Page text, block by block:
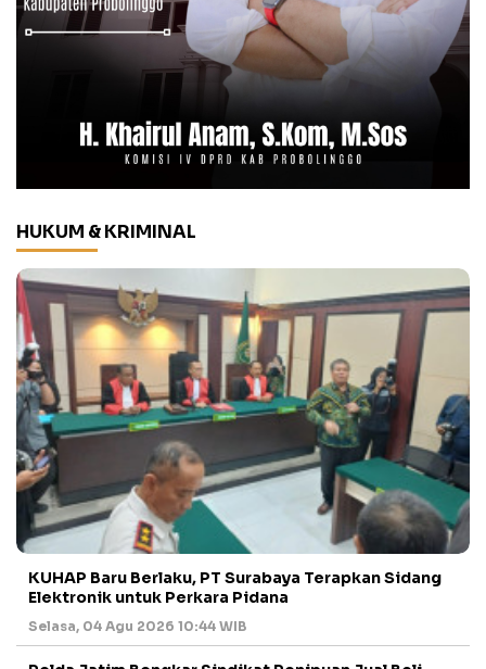
HUKUM & KRIMINAL
KUHAP Baru Berlaku, PT Surabaya Terapkan Sidang
Elektronik untuk Perkara Pidana
Selasa, 04 Agu 2026 10:44 WIB